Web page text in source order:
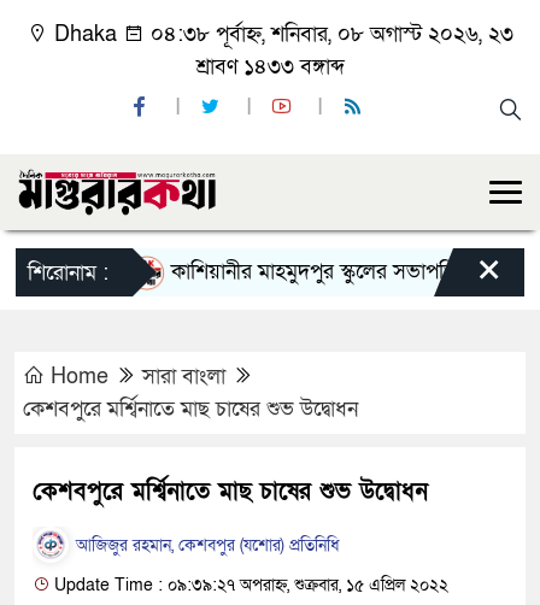
Dhaka
০৪:৩৮ পূর্বাহ্ন, শনিবার, ০৮ অগাস্ট ২০২৬, ২৩
শ্রাবণ ১৪৩৩ বঙ্গাব্দ
শিরোনাম : কাশিয়ানীর মাহমুদপুর স্কুলের সভাপতি হলেন গোবিন্দ
×
Home
সারা বাংলা
কেশবপুরে মর্শ্বিনাতে মাছ চাষের শুভ উদ্বোধন
কেশবপুরে মর্শ্বিনাতে মাছ চাষের শুভ উদ্বোধন
আজিজুর রহমান, কেশবপুর (যশোর) প্রতিনিধি
Update Time : ০৯:৩৯:২৭ অপরাহ্ন, শুক্রবার, ১৫ এপ্রিল ২০২২